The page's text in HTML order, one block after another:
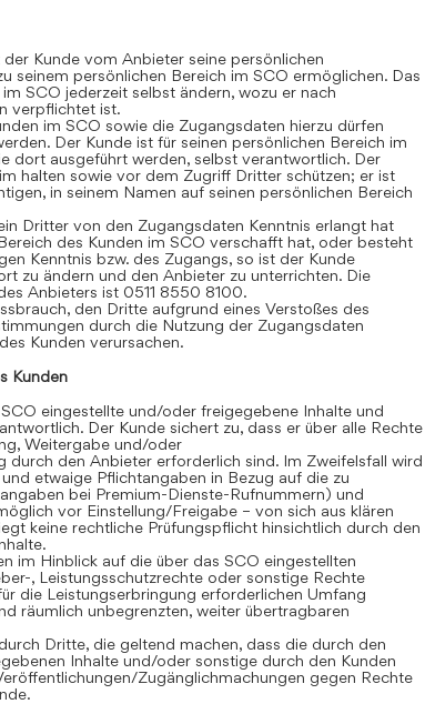
Kunde vom Anbieter seine persönlichen
seinem persönlichen Bereich im SCO ermöglichen. Das
SCO jederzeit selbst ändern, wozu er nach
verpflichtet ist.
im SCO sowie die Zugangsdaten hierzu dürfen
Der Kunde ist für seinen persönlichen Bereich im
dort ausgeführt werden, selbst verantwortlich. Der
halten sowie vor dem Zugriff Dritter schützen; er ist
in seinem Namen auf seinen persönlichen Bereich
Dritter von den Zugangsdaten Kenntnis erlangt hat
des Kunden im SCO verschafft hat, oder besteht
Kenntnis bzw. des Zugangs, so ist der Kunde
zu ändern und den Anbieter zu unterrichten. Die
Anbieters ist 0511 8550 8100.
den Dritte aufgrund eines Verstoßes des
durch die Nutzung der Zugangsdaten
Kunden verursachen.
Kunden
eingestellte und/oder freigegebene Inhalte und
Der Kunde sichert zu, dass er über alle Rechte
Weitergabe und/oder
den Anbieter erforderlich sind. Im Zweifelsfall wird
etwaige Pflichtangaben in Bezug auf die zu
bei Premium-Dienste-Rufnummern) und
vor Einstellung/Freigabe – von sich aus klären
keine rechtliche Prüfungspflicht hinsichtlich durch den
Hinblick auf die über das SCO eingestellten
, Leistungsschutzrechte oder sonstige Rechte
die Leistungserbringung erforderlichen Umfang
räumlich unbegrenzten, weiter übertragbaren
Dritte, die geltend machen, dass die durch den
Inhalte und/oder sonstige durch den Kunden
Zugänglichmachungen gegen Rechte